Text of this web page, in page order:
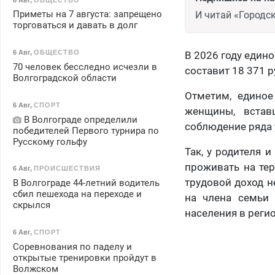
И читай
В 2026 году
составит 18 371
Отметим,
женщины,
соблюдение ряда
Так, у родителя
проживать на
трудовой доход
на члена
населения в
Приметы на 7 августа: запрещено
торговаться и давать в долг
6 Авг, ОБЩЕСТВО
70 человек бесследно исчезли в
Волгоградской области
6 Авг, СПОРТ
В Волгограде определили
победителей Первого турнира по
Русскому гольфу
6 Авг, ПРОИСШЕСТВИЯ
В Волгограде 44-летний водитель
сбил пешехода на переходе и
скрылся
6 Авг, СПОРТ
Соревнования по паделу и
открытые тренировки пройдут в
Волжском